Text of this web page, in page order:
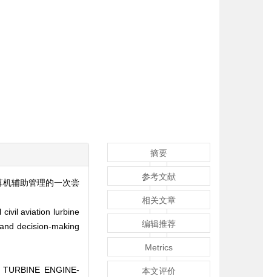
辅助管理的一次尝
civil aviation lurbine
decision-making
ENGINE-
摘要
参考文献
相关文章
编辑推荐
Metrics
本文评价